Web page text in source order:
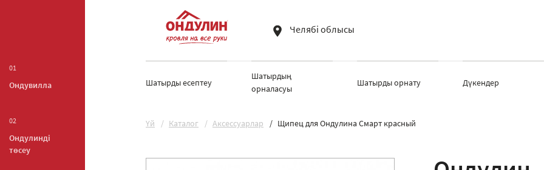
01
Ондувилла
02
Ондулинді
төсеу
Челябі облысы
Шатырды есептеу
Шатырдың
орналасуы
Шатырды орнату Дүкендер
Yй Каталог Аксессуарлар Щипец для Ондулина Смарт красный